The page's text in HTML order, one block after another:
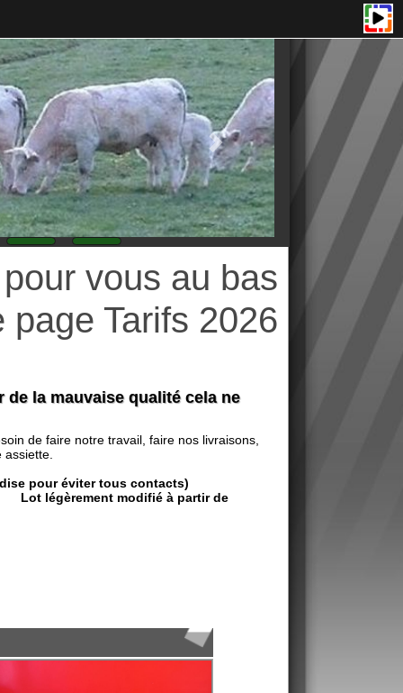
au bas
Tarifs 2026
travail, faire nos livraisons,
pour éviter tous contacts)
de